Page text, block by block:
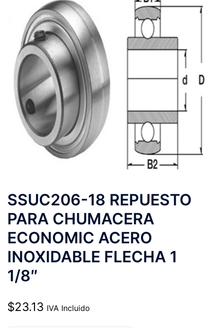
SSUC206-18 REPUESTO
PARA CHUMACERA
ECONOMIC ACERO
INOXIDABLE FLECHA 1
1/8″
$23.13 IVA Incluido